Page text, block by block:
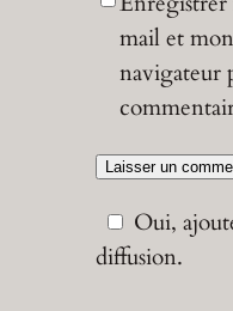
mail et
navigateur
Oui,
diffusion.